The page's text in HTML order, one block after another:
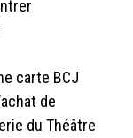
carte BCJ
de
du Théâtre